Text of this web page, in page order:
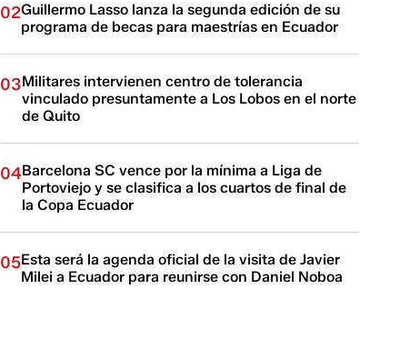
02Guillermo Lasso lanza la segunda edición de su
programa de becas para maestrías en Ecuador
03Militares intervienen centro de tolerancia
vinculado presuntamente a Los Lobos en el norte
de Quito
04Barcelona SC vence por la mínima a Liga de
Portoviejo y se clasifica a los cuartos de final de
la Copa Ecuador
05Esta será la agenda oficial de la visita de Javier
Milei a Ecuador para reunirse con Daniel Noboa